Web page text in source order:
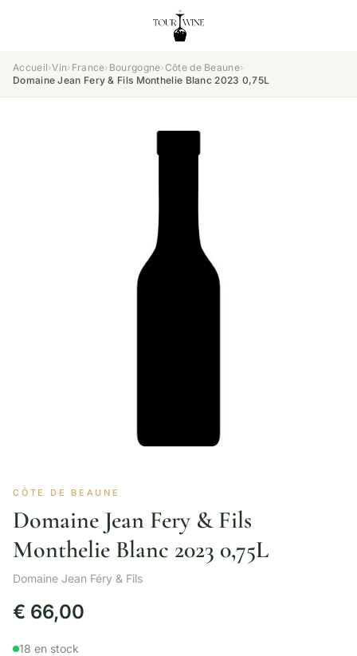
Accueil›Vin› France› Bourgogne›Côte de Beaune›
Domaine Jean Fery & Fils Monthelie Blanc 2023 0,75L
CÔTE DE BEAUNE
Domaine Jean Fery & Fils
Monthelie Blanc 2023 0,75L
Domaine Jean Féry & Fils
€ 66,00
18 en stock